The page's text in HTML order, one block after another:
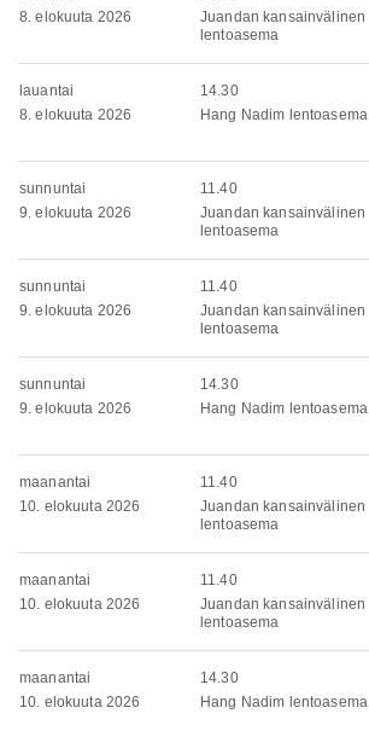
8. elokuuta 2026
Juandan kansainvälinen
lentoasema
lauantai
8. elokuuta 2026
14.30
Hang Nadim lentoasema
sunnuntai
9. elokuuta 2026
11.40
Juandan kansainvälinen
lentoasema
sunnuntai
9. elokuuta 2026
11.40
Juandan kansainvälinen
lentoasema
sunnuntai
9. elokuuta 2026
14.30
Hang Nadim lentoasema
maanantai
10. elokuuta 2026
11.40
Juandan kansainvälinen
lentoasema
maanantai
10. elokuuta 2026
11.40
Juandan kansainvälinen
lentoasema
maanantai
10. elokuuta 2026
14.30
Hang Nadim lentoasema